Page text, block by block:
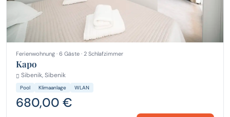
Ferienwohnung · 6 Gäste · 2 Schlafzimmer
Kapo
Sibenik, Sibenik
Pool Klimaanlage WLAN
680,00 €